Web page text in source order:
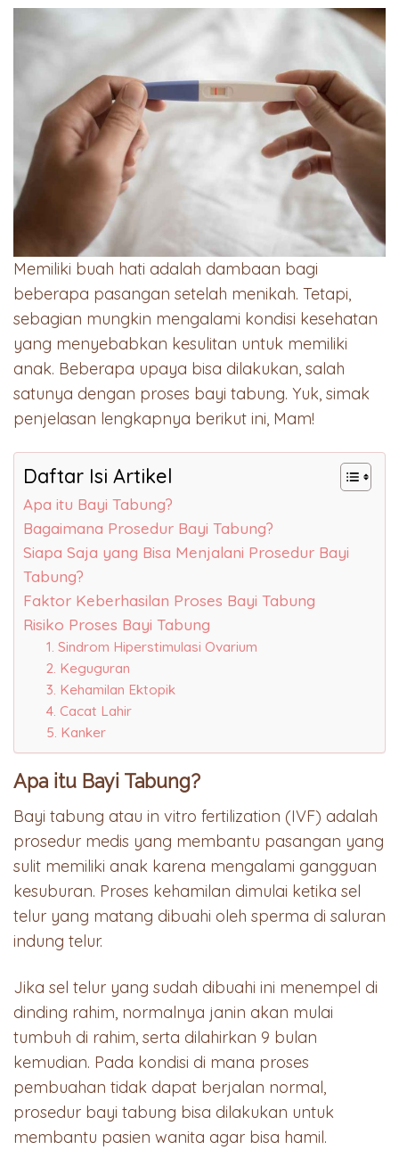
Memiliki buah hati adalah dambaan bagi
beberapa pasangan setelah menikah. Tetapi,
sebagian mungkin mengalami kondisi kesehatan
yang menyebabkan kesulitan untuk memiliki
anak. Beberapa upaya bisa dilakukan, salah
satunya dengan proses bayi tabung. Yuk, simak
penjelasan lengkapnya berikut ini, Mam!
Daftar Isi Artikel
Apa itu Bayi Tabung?
Bagaimana Prosedur Bayi Tabung?
Siapa Saja yang Bisa Menjalani Prosedur Bayi
Tabung?
Faktor Keberhasilan Proses Bayi Tabung
Risiko Proses Bayi Tabung
1. Sindrom Hiperstimulasi Ovarium
2. Keguguran
3. Kehamilan Ektopik
4. Cacat Lahir
5. Kanker
Apa itu Bayi Tabung?
Bayi tabung atau in vitro fertilization (IVF) adalah
prosedur medis yang membantu pasangan yang
sulit memiliki anak karena mengalami gangguan
kesuburan. Proses kehamilan dimulai ketika sel
telur yang matang dibuahi oleh sperma di saluran
indung telur.
Jika sel telur yang sudah dibuahi ini menempel di
dinding rahim, normalnya janin akan mulai
tumbuh di rahim, serta dilahirkan 9 bulan
kemudian. Pada kondisi di mana proses
pembuahan tidak dapat berjalan normal,
prosedur bayi tabung bisa dilakukan untuk
membantu pasien wanita agar bisa hamil.